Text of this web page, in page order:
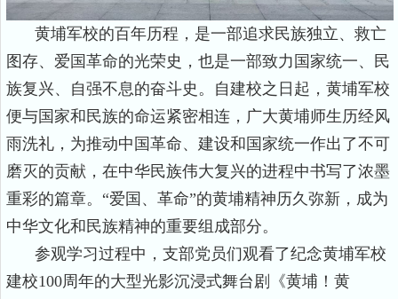
黄埔军校的百年历程，是一部追求民族独立、救亡
图存、爱国革命的光荣史，也是一部致力国家统一、民
族复兴、自强不息的奋斗史。自建校之日起，黄埔军校
便与国家和民族的命运紧密相连，广大黄埔师生历经风
雨洗礼，为推动中国革命、建设和国家统一作出了不可
磨灭的贡献，在中华民族伟大复兴的进程中书写了浓墨
重彩的篇章。“爱国、革命”的黄埔精神历久弥新，成为
中华文化和民族精神的重要组成部分。
参观学习过程中，支部党员们观看了纪念黄埔军校
建校100周年的大型光影沉浸式舞台剧《黄埔！黄